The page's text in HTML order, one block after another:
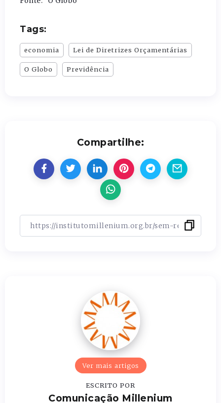
Tags:
economia Lei de Diretrizes Orçamentárias
O Globo Previdência
Compartilhe:
Ver mais artigos
ESCRITO POR
Comunicação Millenium